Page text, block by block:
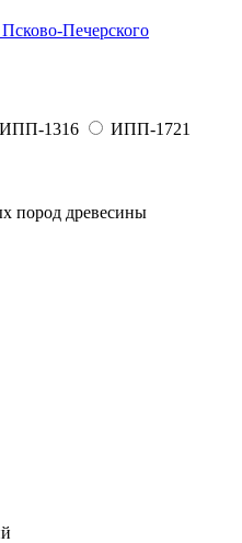
Печерского
ИПП-1316
ИПП-1721
пород древесины